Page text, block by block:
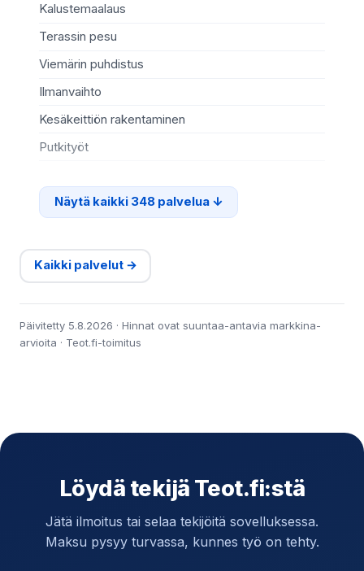
Kalustemaalaus
Terassin pesu
Viemärin puhdistus
Ilmanvaihto
Kesäkeittiön rakentaminen
Putkityöt
Näytä kaikki 348 palvelua
Kaikki palvelut →
Päivitetty 5.8.2026 · Hinnat ovat suuntaa-antavia markkina-
arvioita · Teot.fi-toimitus
Löydä tekijä Teot.fi:stä
Jätä ilmoitus tai selaa tekijöitä sovelluksessa.
Maksu pysyy turvassa, kunnes työ on tehty.